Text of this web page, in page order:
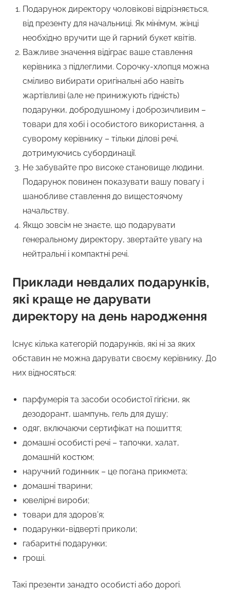
Подарунок директору чоловікові відрізняється,
від презенту для начальниці. Як мінімум, жінці
необхідно вручити ще й гарний букет квітів.
Важливе значення відіграє ваше ставлення
керівника з підлеглими. Сорочку-хлопця можна
сміливо вибирати оригінальні або навіть
жартівливі (але не принижують гідність)
подарунки, добродушному і доброзичливим –
товари для хобі і особистого використання, а
суворому керівнику – тільки ділові речі,
дотримуючись субординації.
Не забувайте про високе становище людини.
Подарунок повинен показувати вашу повагу і
шанобливе ставлення до вищестоячому
начальству.
Якщо зовсім не знаєте, що подарувати
генеральному директору, звертайте увагу на
нейтральні і компактні речі.
Приклади невдалих подарунків,
які краще не дарувати
директору на день народження
Існує кілька категорій подарунків, які ні за яких
обставин не можна дарувати своєму керівнику. До
них відносяться:
парфумерія та засоби особистої гігієни, як
дезодорант, шампунь, гель для душу;
одяг, включаючи сертифікат на пошиття;
домашні особисті речі – тапочки, халат,
домашній костюм;
наручний годинник – це погана прикмета;
домашні тварини;
ювелірні вироби;
товари для здоров’я;
подарунки-відверті приколи;
габаритні подарунки;
гроші.
Такі презенти занадто особисті або дорогі.